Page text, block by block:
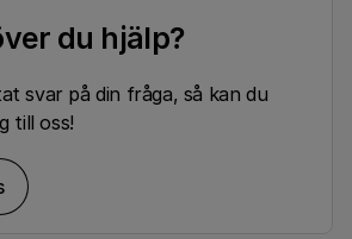
du hjälp?
svar på din fråga, så kan du
till oss!